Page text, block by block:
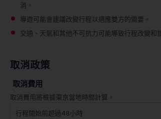
消。
導遊可能會建議改變行程以適應雙方的需要。
交通、天氣和其他不可抗力可能導致行程改變和
取消政策
取消費用
取消費用將根據東京當地時間計算。
行程開始前超過48小時